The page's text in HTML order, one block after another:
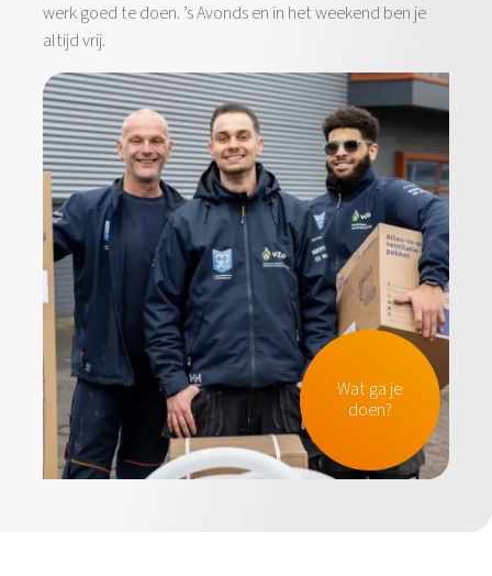
Wat ga je
doen?
werk goed te doen. ’s Avonds en in het weekend ben je
altijd vrij.